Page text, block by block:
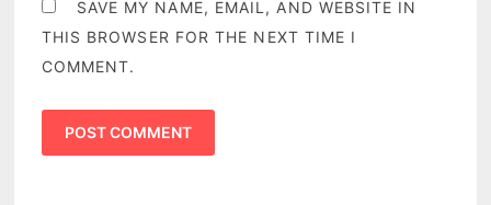
SAVE MY NAME, EMAIL, AND WEBSITE IN
THIS BROWSER FOR THE NEXT TIME I
COMMENT.